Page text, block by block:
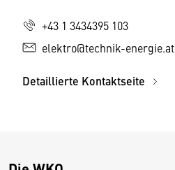
+43 1 3434395 103
elektro@technik-energie.at
Detaillierte Kontaktseite